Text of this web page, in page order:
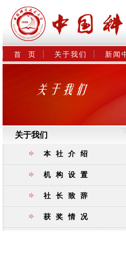
首  页 关于我们 新闻
关于我们
本社介绍
机构设置
社长致辞
获奖情况